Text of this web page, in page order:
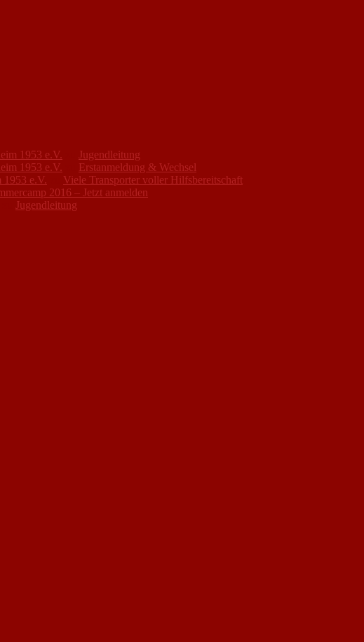
1953 e.V.
Jugendleitung
1953 e.V.
Erstanmeldung & Wechsel
1953 e.V.
Viele Transporter voller Hilfsbereitschaft
2016 – Jetzt anmelden
Jugendleitung